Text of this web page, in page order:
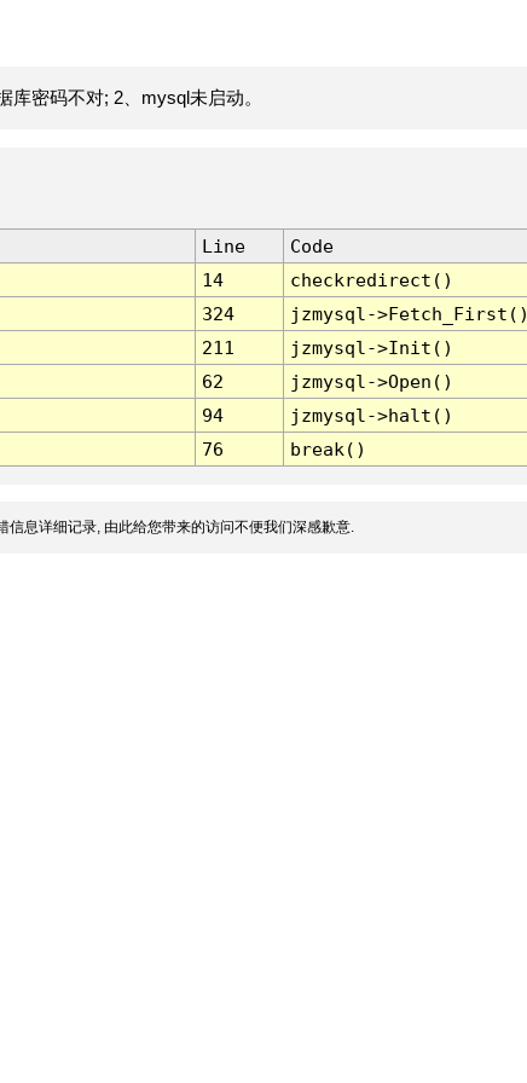
密码不对; 2、mysql未启动。
Line
Code
14
checkredirect()
324
jzmysql-
211
jzmysql->Init()
62
jzmysql->Open()
94
jzmysql->halt()
76 break()
信息详细记录, 由此给您带来的访问不便我们深感歉意.